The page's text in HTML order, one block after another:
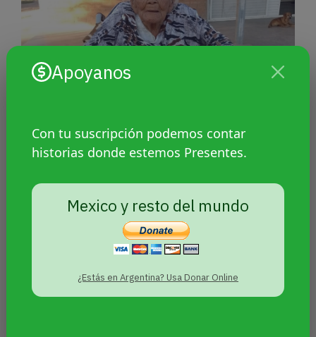
Apoyanos
Con tu suscripción podemos contar
historias donde estemos Presentes.
Mexico y resto del mundo
¿Estás en Argentina? Usa Donar Online
Masacre indígena de Napalpí: en
sobreviviente de 114 años